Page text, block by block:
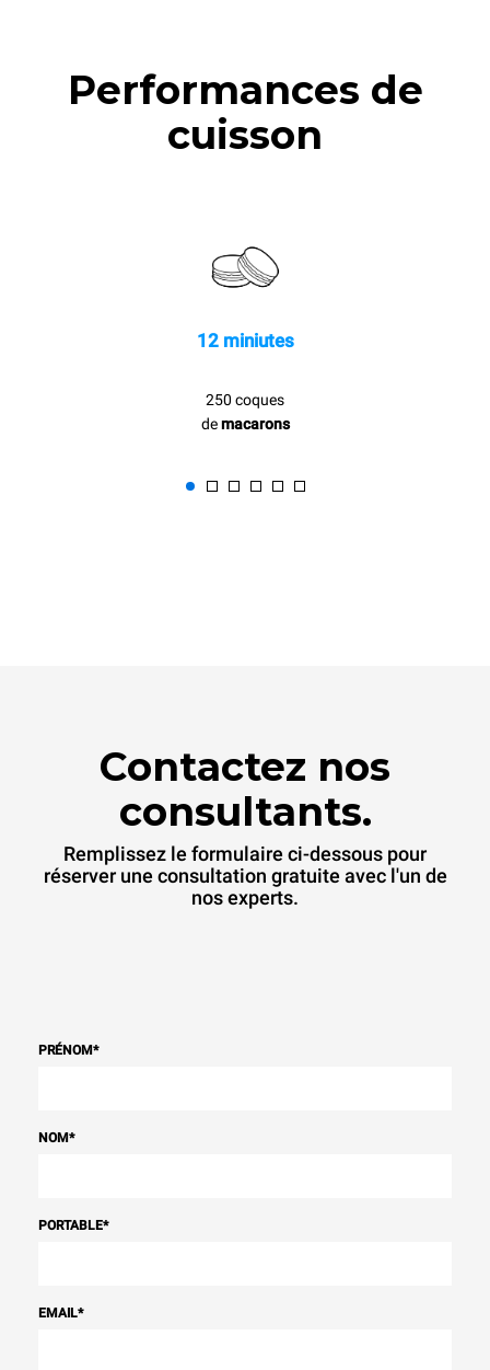
Performances de
cuisson
12 miniutes
250 coques
demacarons
Contactez nos
consultants.
Remplissez le formulaire ci-dessous pour
réserver une consultation gratuite avec l'un de
nos experts.
PRÉNOM*
NOM*
PORTABLE*
EMAIL*